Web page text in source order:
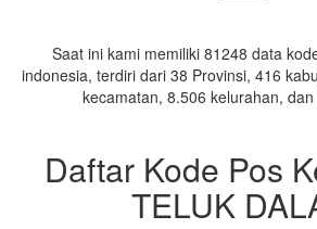
Saat ini kami memiliki 81248 data
indonesia, terdiri dari 38 Provinsi, 416
kecamatan, 8.506 kelurahan,
Daftar Kode Pos
TELUK